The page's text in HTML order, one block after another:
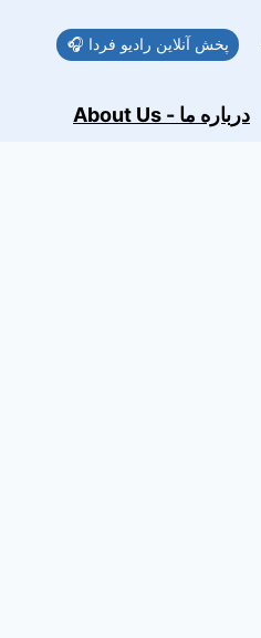
🎧 پخش آنلاین رادیو فردا
About Us - درباره ما